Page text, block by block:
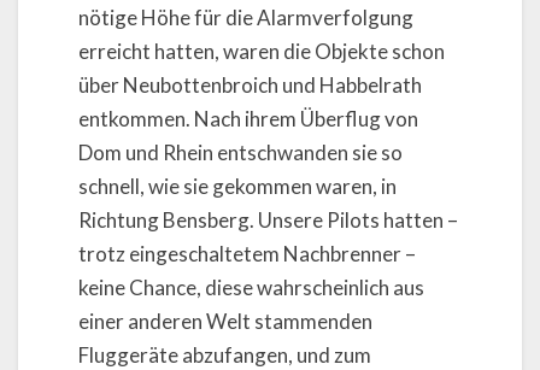
nötige Höhe für die Alarmverfolgung
erreicht hatten, waren die Objekte schon
über Neubottenbroich und Habbelrath
entkommen. Nach ihrem Überflug von
Dom und Rhein entschwanden sie so
schnell, wie sie gekommen waren, in
Richtung Bensberg. Unsere Pilots hatten –
trotz eingeschaltetem Nachbrenner –
keine Chance, diese wahrscheinlich aus
einer anderen Welt stammenden
Fluggeräte abzufangen, und zum